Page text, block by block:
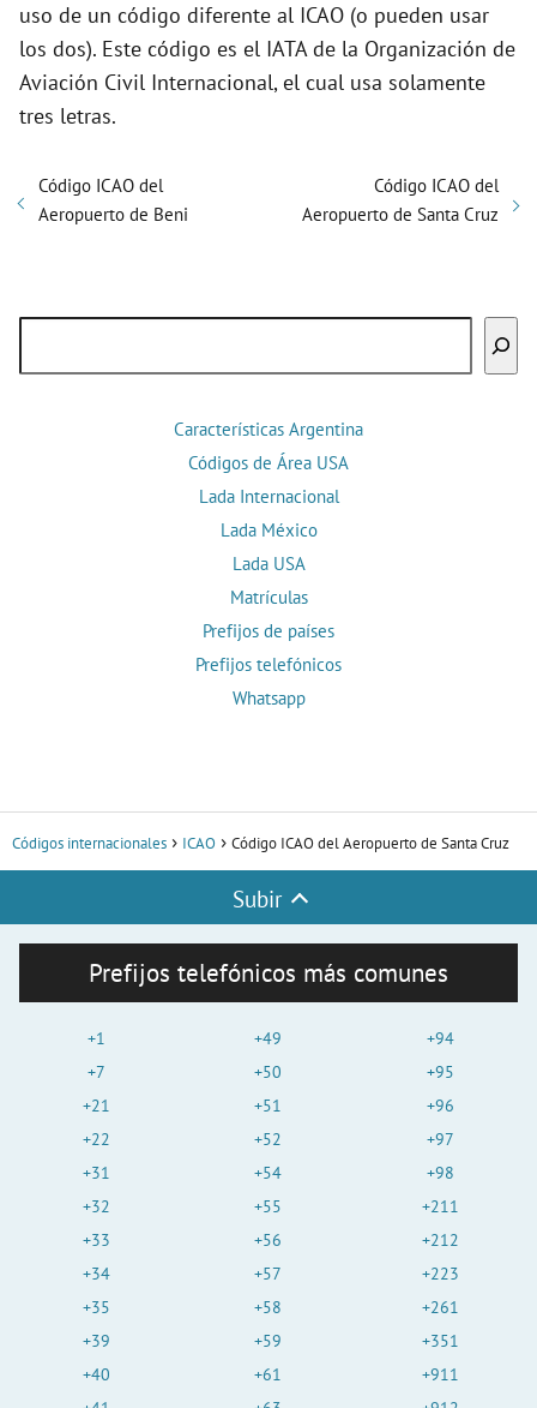
uso de un código diferente al ICAO (o pueden usar
los dos). Este código es el IATA de la Organización de
Aviación Civil Internacional, el cual usa solamente
tres letras.
Código ICAO del
Aeropuerto de Beni
Código ICAO del
Aeropuerto de Santa Cruz
Características Argentina
Códigos de Área USA
Lada Internacional
Lada México
Lada USA
Matrículas
Prefijos de países
Prefijos telefónicos
Whatsapp
Códigos internacionales ICAO Código ICAO del Aeropuerto de Santa Cruz
Subir
Prefijos telefónicos más comunes
+1
+7
+21
+22
+31
+32
+33
+34
+35
+39
+40
+49
+50
+51
+52
+54
+55
+56
+57
+58
+59
+61
+94
+95
+96
+97
+98
+211
+212
+223
+261
+351
+911